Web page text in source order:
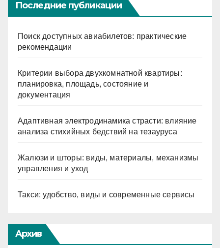
Последние публикации
Поиск доступных авиабилетов: практические
рекомендации
Критерии выбора двухкомнатной квартиры:
планировка, площадь, состояние и
документация
Адаптивная электродинамика страсти: влияние
анализа стихийных бедствий на тезауруса
Жалюзи и шторы: виды, материалы, механизмы
управления и уход
Такси: удобство, виды и современные сервисы
Архив